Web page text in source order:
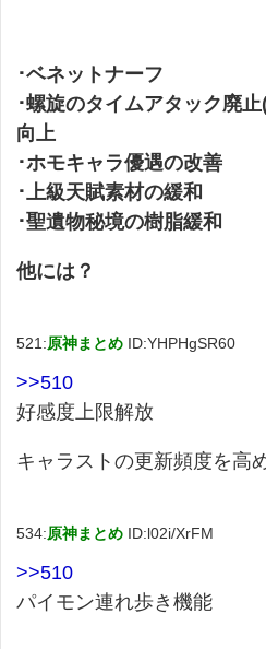
･ベネットナーフ
･螺旋のタイムアタック廃
向上
･ホモキャラ優遇の改善
･上級天賦素材の緩和
･聖遺物秘境の樹脂緩和
他には？
521:原神まとめ ID:YHPHgSR60
>>510
好感度上限解放
キャラストの更新頻度を高
534:原神まとめ ID:l02i/XrFM
>>510
パイモン連れ歩き機能